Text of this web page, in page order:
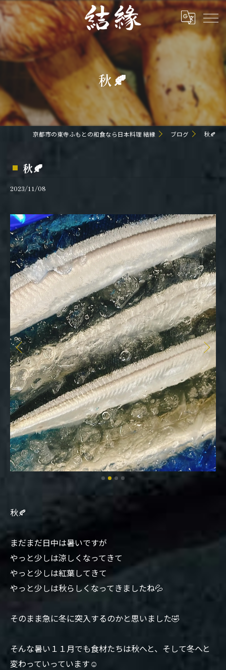
秋🍂
京都市の東寺ふもとの和食なら日本料理 結縁 ブログ 秋🍂
秋🍂
2023/11/08
秋🍂
まだまだ日中は暑いですが
やっと少しは涼しくなってきて
やっと少しは紅葉してきて
やっと少しは秋らしくなってきましたね💦
そのまま急に冬に突入するのかと思いました🤣
そんな暑い１１月でも食材たちは秋へと、そして冬へと
変わっていっています☺️